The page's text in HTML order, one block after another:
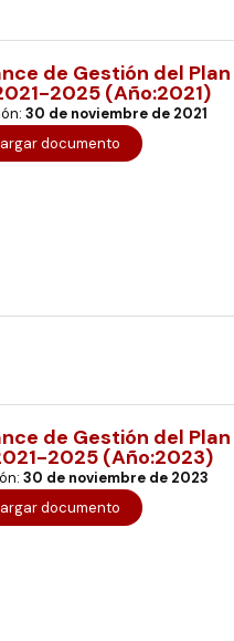
de Gestión del Plan
2025 (Año:2021)
30 de noviembre de 2021
documento
de Gestión del Plan
2025 (Año:2023)
30 de noviembre de 2023
documento